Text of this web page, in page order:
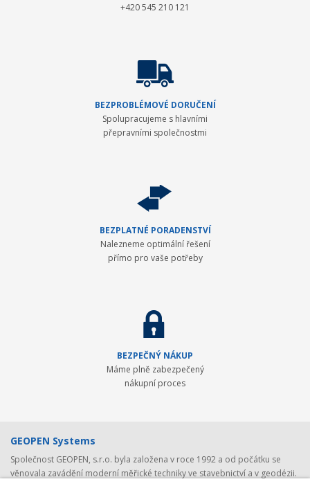
+420 545 210 121
BEZPROBLÉMOVÉ DORUČENÍ
Spolupracujeme s hlavními
přepravními společnostmi
BEZPLATNÉ PORADENSTVÍ
Nalezneme optimální řešení
přímo pro vaše potřeby
BEZPEČNÝ NÁKUP
Máme plně zabezpečený
nákupní proces
GEOPEN Systems
Společnost GEOPEN, s.r.o. byla založena v roce 1992 a od počátku se
věnovala zavádění moderní měřické techniky ve stavebnictví a v geodézii.